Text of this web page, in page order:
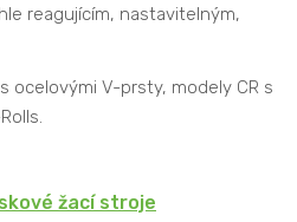
reagujícím, nastavitelným,
ocelovými V-prsty, modely CR s
žací stroje